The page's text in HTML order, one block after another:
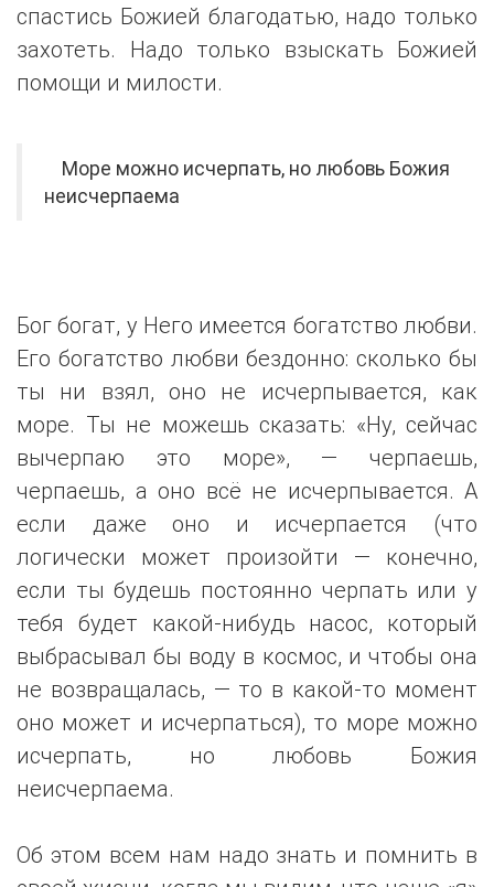
спастись Божией благодатью, надо только
захотеть. Надо только взыскать Божией
помощи и милости.
Море можно исчерпать, но любовь Божия
неисчерпаема
Бог богат, у Него имеется богатство любви.
Его богатство любви бездонно: сколько бы
ты ни взял, оно не исчерпывается, как
море. Ты не можешь сказать: «Ну, сейчас
вычерпаю это море», — черпаешь,
черпаешь, а оно всё не исчерпывается. А
если даже оно и исчерпается (что
логически может произойти — конечно,
если ты будешь постоянно черпать или у
тебя будет какой-нибудь насос, который
выбрасывал бы воду в космос, и чтобы она
не возвращалась, — то в какой-то момент
оно может и исчерпаться), то море можно
исчерпать, но любовь Божия
неисчерпаема.
Об этом всем нам надо знать и помнить в